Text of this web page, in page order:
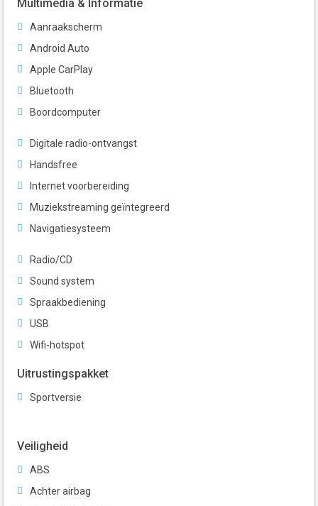
Multimedia & Informatie
Aanraakscherm
Android Auto
Apple CarPlay
Bluetooth
Boordcomputer
Digitale radio-ontvangst
Handsfree
Internet voorbereiding
Muziekstreaming geïntegreerd
Navigatiesysteem
Radio/CD
Sound system
Spraakbediening
USB
Wifi-hotspot
Uitrustingspakket
Sportversie
Veiligheid
ABS
Achter airbag